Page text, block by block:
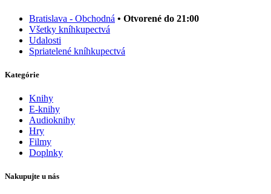
Bratislava - Obchodná • Otvorené do 21:00
Všetky kníhkupectvá
Udalosti
Spriatelené kníhkupectvá
Kategórie
Knihy
E-knihy
Audioknihy
Hry
Filmy
Doplnky
Nakupujte u nás